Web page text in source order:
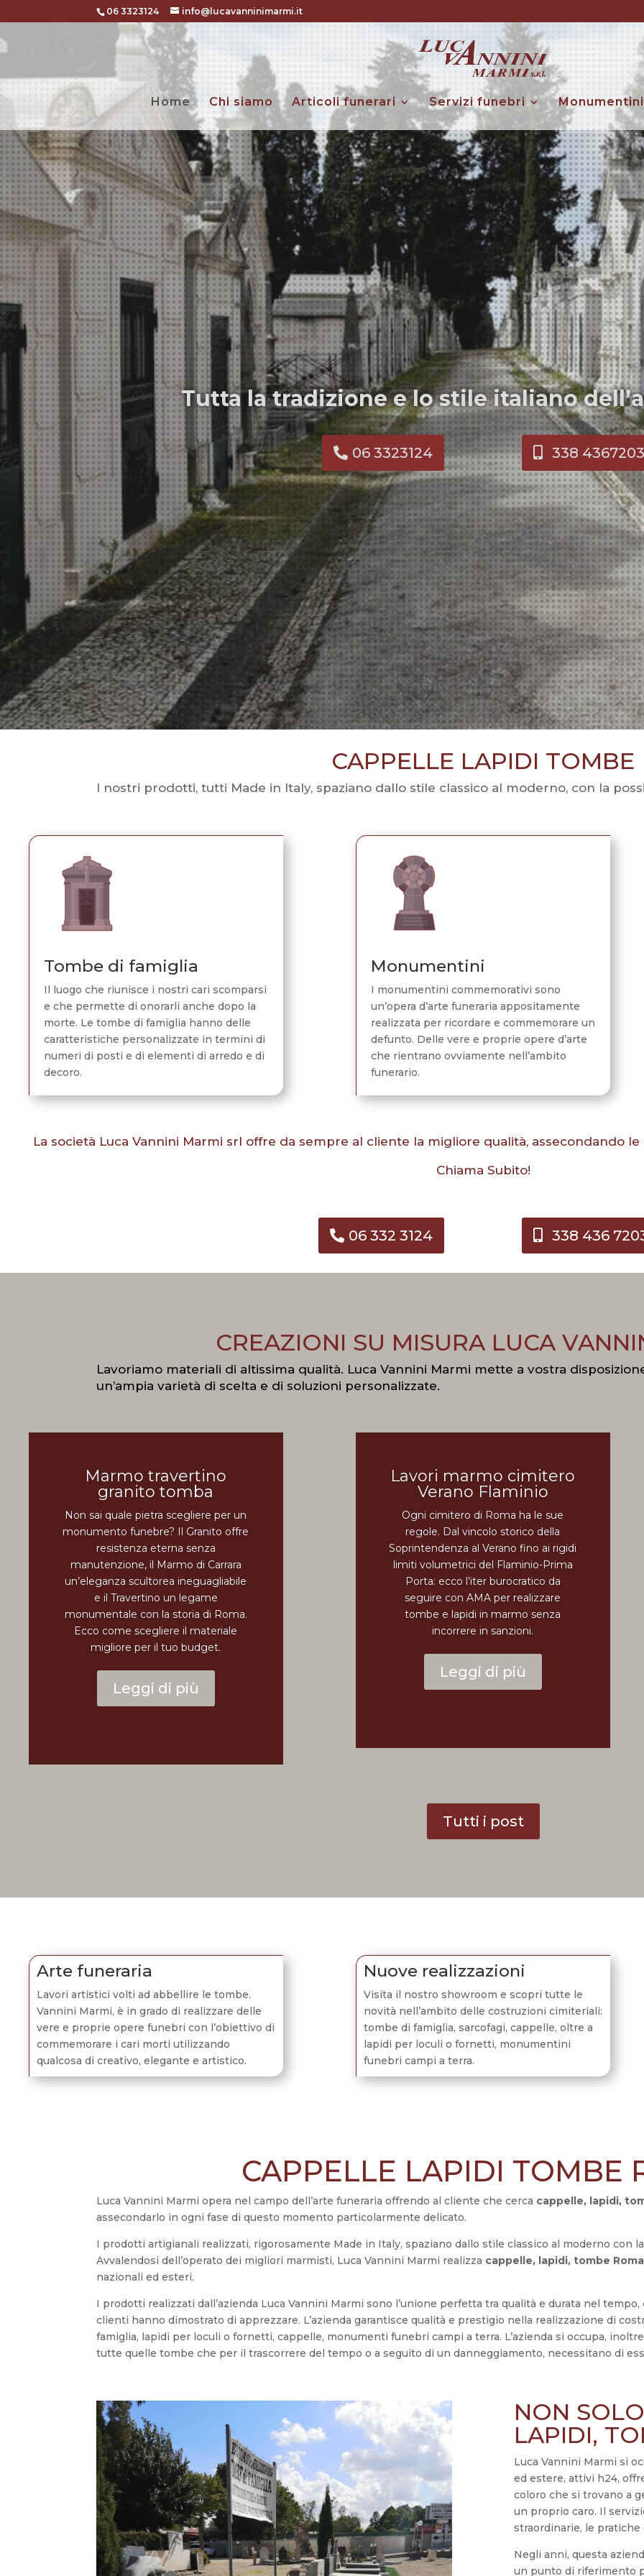
06 3323124 info@lucavanninimarmi.it
Home Chi siamo Articoli funerari Servizi funebri
Tutta la tradizione e lo stile italiano
06 3323124 338 4367203
CAPPELLE LAPIDI TOMBE
I nostri prodotti, tutti Made in Italy, spaziano dallo stile classico al moderno, con la
Tombe di famiglia
Il luogo che riunisce i nostri cari scomparsi
e che permette di onorarli anche dopo la
morte. Le tombe di famiglia hanno delle
caratteristiche personalizzate in termini di
numeri di posti e di elementi di arredo e di
decoro.
Monumentini
I monumentini commemorativi sono
un’opera d’arte funeraria appositamente
realizzata per ricordare e commemorare un
defunto. Delle vere e proprie opere d’arte
che rientrano ovviamente nell’ambito
funerario.
La società Luca Vannini Marmi srl offre da sempre al cliente la migliore qualità, assecondando
Chiama Subito!
06 332 3124 338 436
CREAZIONI SU MISURA LUCA
Lavoriamo materiali di altissima qualità. Luca Vannini Marmi mette a vostra
un’ampia varietà di scelta e di soluzioni personalizzate.
Marmo travertino
granito tomba
Non sai quale pietra scegliere per un
monumento funebre? Il Granito offre
resistenza eterna senza
manutenzione, il Marmo di Carrara
un’eleganza scultorea ineguagliabile
e il Travertino un legame
monumentale con la storia di Roma.
Ecco come scegliere il materiale
migliore per il tuo budget.
Leggi di più
Lavori marmo cimitero
Verano Flaminio
Ogni cimitero di Roma ha le sue
regole. Dal vincolo storico della
Soprintendenza al Verano fino ai rigidi
limiti volumetrici del Flaminio-Prima
Porta: ecco l’iter burocratico da
seguire con AMA per realizzare
tombe e lapidi in marmo senza
incorrere in sanzioni.
Leggi di più
Tutti i post
Arte funeraria
Lavori artistici volti ad abbellire le tombe.
Vannini Marmi, è in grado di realizzare delle
vere e proprie opere funebri con l’obiettivo di
commemorare i cari morti utilizzando
qualcosa di creativo, elegante e artistico.
Nuove realizzazioni
Visita il nostro showroom e scopri tutte le
novità nell’ambito delle costruzioni cimiteriali:
tombe di famiglia, sarcofagi, cappelle, oltre a
lapidi per loculi o fornetti, monumentini
funebri campi a terra.
CAPPELLE LAPIDI TOMBE
Luca Vannini Marmi opera nel campo dell’arte funeraria offrendo al cliente che cerca cappelle, lapidi,
assecondarlo in ogni fase di questo momento particolarmente delicato.
I prodotti artigianali realizzati, rigorosamente Made in Italy, spaziano dallo stile classico al moderno con
Avvalendosi dell’operato dei migliori marmisti, Luca Vannini Marmi realizza cappelle, lapidi, tombe Roma
nazionali ed esteri.
I prodotti realizzati dall’azienda Luca Vannini Marmi sono l’unione perfetta tra qualità e durata nel
clienti hanno dimostrato di apprezzare. L’azienda garantisce qualità e prestigio nella realizzazione di
famiglia, lapidi per loculi o fornetti, cappelle, monumenti funebri campi a terra. L’azienda si occupa,
tutte quelle tombe che per il trascorrere del tempo o a seguito di un danneggiamento, necessitano di
NON
LAPIDI,
Luca Vannini Marmi si
ed estere, attivi h24,
coloro che si trovano a
un proprio caro. Il
straordinarie, le
Negli anni, questa
un punto di riferimento